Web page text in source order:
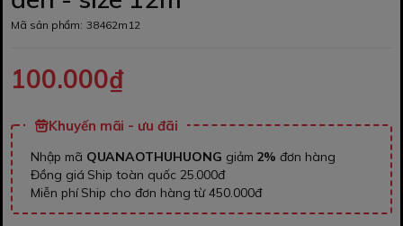
Mã sản phẩm: 38462m12
100.000₫
Khuyến mãi - ưu đãi
Nhập mã QUANAOTHUHUONG giảm 2% đơn hàng
Đồng giá Ship toàn quốc 25.000đ
Miễn phí Ship cho đơn hàng từ 450.000đ